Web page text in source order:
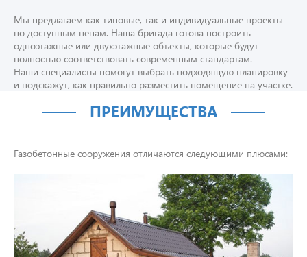
Мы предлагаем как типовые, так и индивидуальные проекты
по доступным ценам. Наша бригада готова построить
одноэтажные или двухэтажные объекты, которые будут
полностью соответствовать современным стандартам.
Наши специалисты помогут выбрать подходящую планировку
и подскажут, как правильно разместить помещение на участке.
ПРЕИМУЩЕСТВА
Газобетонные сооружения отличаются следующими плюсами: